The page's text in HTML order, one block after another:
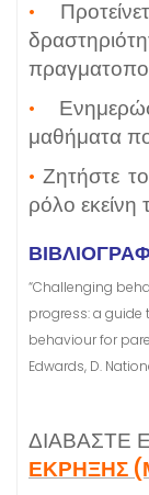
•
•
μαθήματα
• Ζητήστε
ρόλο εκείνη
“Challenging
progress: a
behaviour for
Edwards, D.
ΔΙΑΒΑΣΤΕ
ΕΚΡΗΞΗΣ